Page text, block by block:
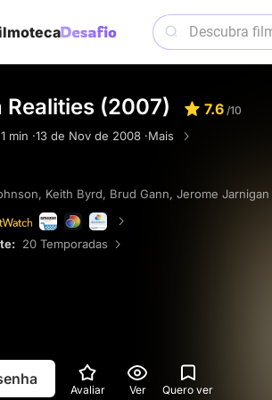
Realities (2007) 7.6 /10
min ·13 de Nov de 2008 ·Mais
, Keith Byrd, Brud Gann, Jerome Jarnigan
20 Temporadas
Avaliar Ver Quero ver